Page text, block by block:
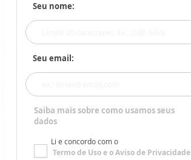
Seu nome:
Seu email:
Saiba mais sobre como usamos seus
dados
Li e concordo com o
Termo de Usoe oAviso de Privacidade